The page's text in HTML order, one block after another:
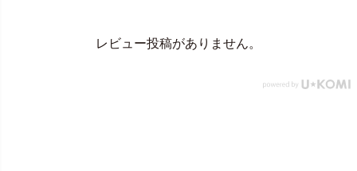
レビュー投稿がありません。